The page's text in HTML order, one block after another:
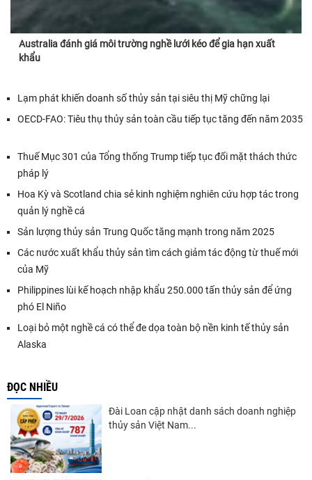
Australia đánh giá môi trường nghề lưới kéo để gia hạn xuất
khẩu
Lạm phát khiến doanh số thủy sản tại siêu thị Mỹ chững lại
OECD-FAO: Tiêu thụ thủy sản toàn cầu tiếp tục tăng đến năm 2035
Thuế Mục 301 của Tổng thống Trump tiếp tục đối mặt thách thức
pháp lý
Hoa Kỳ và Scotland chia sẻ kinh nghiệm nghiên cứu hợp tác trong
quản lý nghề cá
Sản lượng thủy sản Trung Quốc tăng mạnh trong năm 2025
Các nước xuất khẩu thủy sản tìm cách giảm tác động từ thuế mới
của Mỹ
Philippines lùi kế hoạch nhập khẩu 250.000 tấn thủy sản để ứng
phó El Niño
Loại bỏ một nghề cá có thể đe dọa toàn bộ nền kinh tế thủy sản
Alaska
ĐỌC NHIỀU
Đài Loan cập nhật danh sách doanh nghiệp
thủy sản Việt Nam...